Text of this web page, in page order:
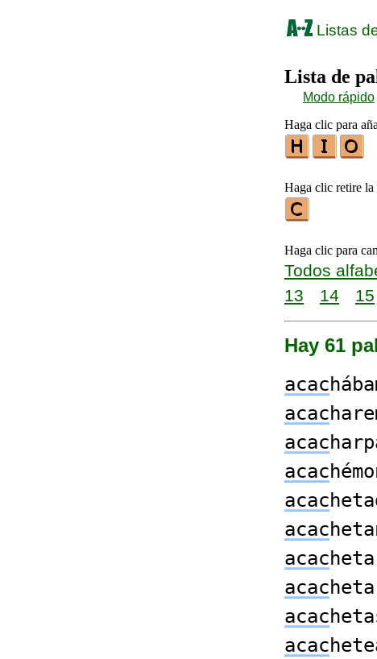
Listas
Lista de
Modo rápido
Haga clic para
Haga clic retire la
Haga clic para
Todos
13
14 15
Hay 61
acac
acac
acac
acac
acac
acac
acac
acac
acac
acac